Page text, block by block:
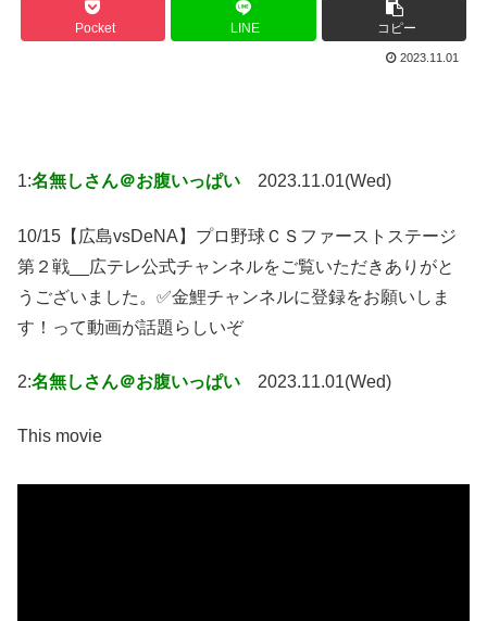
Pocket LINE コピー
2023.11.01
1:名無しさん＠お腹いっぱい 2023.11.01(Wed)
10/15【広島vsDeNA】プロ野球ＣＳファーストステージ
第２戦__広テレ公式チャンネルをご覧いただきありがと
うございました。✅金鯉チャンネルに登録をお願いしま
す！って動画が話題らしいぞ
2:名無しさん＠お腹いっぱい 2023.11.01(Wed)
This movie